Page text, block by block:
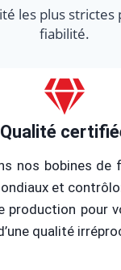
les plus
fiabilité.
Qualité
nos bobines de
et
production pour
qualité